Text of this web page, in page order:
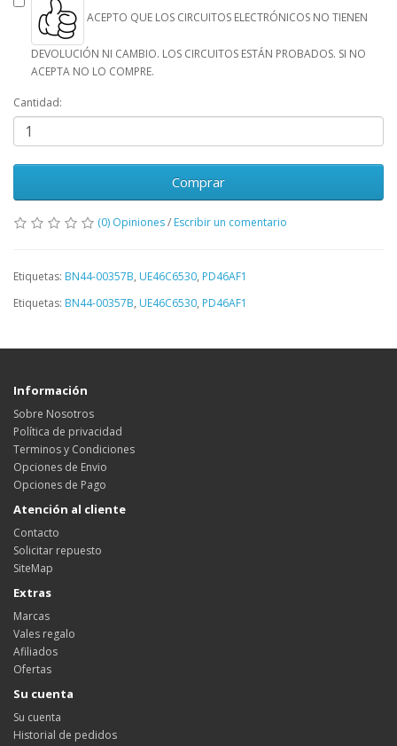
ACEPTO QUE LOS CIRCUITOS ELECTRÓNICOS NO TIENEN
DEVOLUCIÓN NI CAMBIO. LOS CIRCUITOS ESTÁN PROBADOS. SI NO
ACEPTA NO LO COMPRE.
Cantidad:
Comprar
(0) Opiniones/ Escribir un comentario
Etiquetas: BN44-00357B, UE46C6530, PD46AF1
Etiquetas: BN44-00357B, UE46C6530, PD46AF1
Información
Sobre Nosotros
Política de privacidad
Terminos y Condiciones
Opciones de Envio
Opciones de Pago
Atención al cliente
Contacto
Solicitar repuesto
SiteMap
Extras
Marcas
Vales regalo
Afiliados
Ofertas
Su cuenta
Su cuenta
Historial de pedidos